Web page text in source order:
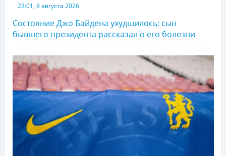
23:01, 8 августа 2026
Состояние Джо Байдена ухудшилось: сын
бывшего президента рассказал о его болезни